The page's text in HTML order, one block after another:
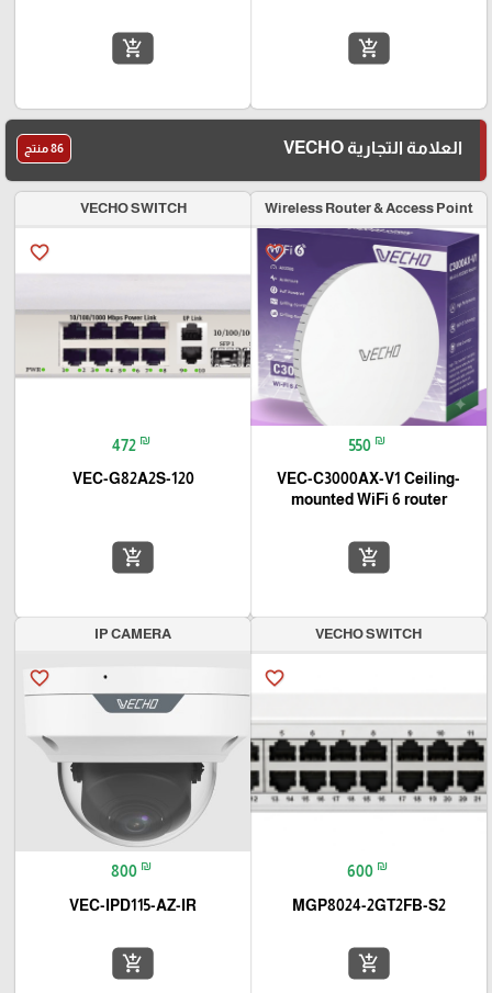
add_shopping_cart
add_shopping_cart
العلامة التجارية VECHO 86 منتج
Wireless Router & Access Point
favorite_border
550 ₪
VEC-C3000AX-V1 Ceiling-
mounted WiFi 6 router
add_shopping_cart
VECHO SWITCH
favorite_border
472 ₪
VEC-G82A2S-120
add_shopping_cart
VECHO SWITCH
favorite_border
600 ₪
MGP8024-2GT2FB-S2
add_shopping_cart
IP CAMERA
favorite_border
800 ₪
VEC-IPD115-AZ-IR
add_shopping_cart